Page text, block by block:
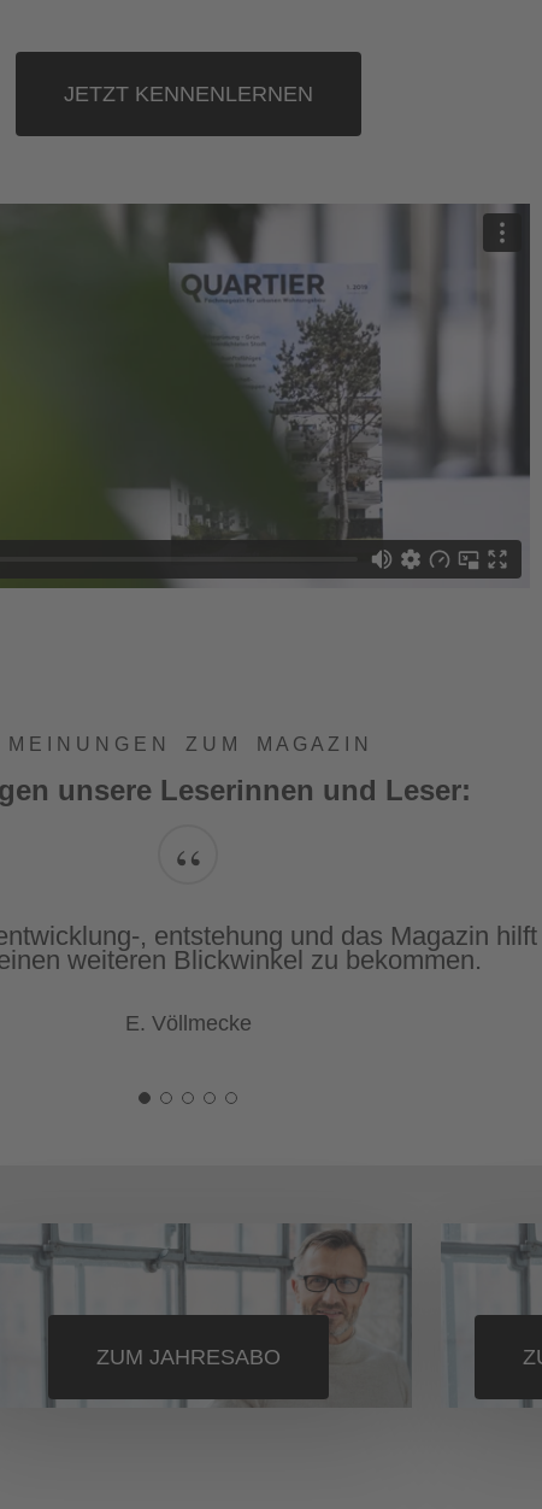
JETZT KENNENLERNEN
M E I N U N G E N Z U M M A G A Z I N
unsere Leserinnen und Leser:
“
Mischung von Artikeln aus den
tieferen Recherche zu den vorgestellten
Philipp Göllner
ZUM JAHRESABO